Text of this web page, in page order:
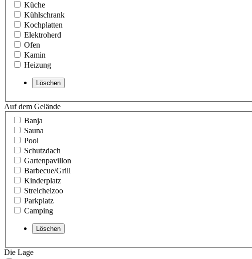
Küche
Kühlschrank
Kochplatten
Elektroherd
Ofen
Kamin
Heizung
Auf dem Gelände
Banja
Sauna
Pool
Schutzdach
Gartenpavillon
Barbecue/Grill
Kinderplatz
Streichelzoo
Parkplatz
Camping
Die Lage